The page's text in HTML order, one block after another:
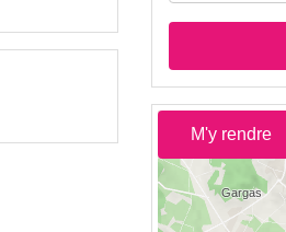
M'y rendre